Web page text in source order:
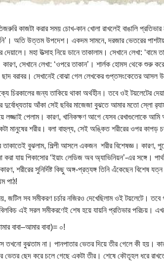
কাজটা করার সময় চোখ-কান খোলা রাখলেই বাঙালি
অতি উত্তম উপদেশ। একদম সামনে, দরজার ভেতরের
মহা উত্সাহ নিয়ে ডানে তাকালাম। সেখানে লেখা:
সেখানে লেখা: ‘ওপরে তাকান’। শার্লক হোমস থেকে
ছাদ বরাবর। সেখানেই বোঝা গেল লেখকের গুপ্তসংকেতের আসল
চিরকালের জন্য তাকিয়ে থাকা অর্থহীন। তবে ওই টয়লেটের
আঁকা সেই ছবির মাজেজা বুঝতে আমার মতো স্লো
লজ্জাই পেলাম। কারণ, খানিকক্ষণ আগে যেসব রেখাগুলোকে আমি
মানুষের শরীর। বলা বাহুল্য, সেই অঙ্কিত শরীরের ওপর কাপড়
বুঝলাম, শিল্পী আসলে একজন শরীর বিশেষজ্ঞ। কারণ,
করা যায় পিকাসোর ‘ইয়াং লেডিজ অব অ্যাভিনিয়ন’-এর সঙ্গে।
শরীরের সুনির্দিষ্ট কিছু অঙ্গ-প্রত্যঙ্গ তিনি এঁকেছেন বিশেষ
পাঠ!
জটিল সব সমীকরণ চর্চার নজিরও দেখেছিলাম ওই টয়লেটে। তবে
এই সরল সমীকরণেই শেষ হয়ে যায়নি প্রতিভার পরিচয়।
বাবা–আমার বাবা)= ০!
তখনো বুঝতাম না। পানপাতার ভেতর দিয়ে তীর গেলে কী হয়।
ভেতর ছেদ করে চলে গেছে একটা তীর। শেষে কৌতূহল ধরে